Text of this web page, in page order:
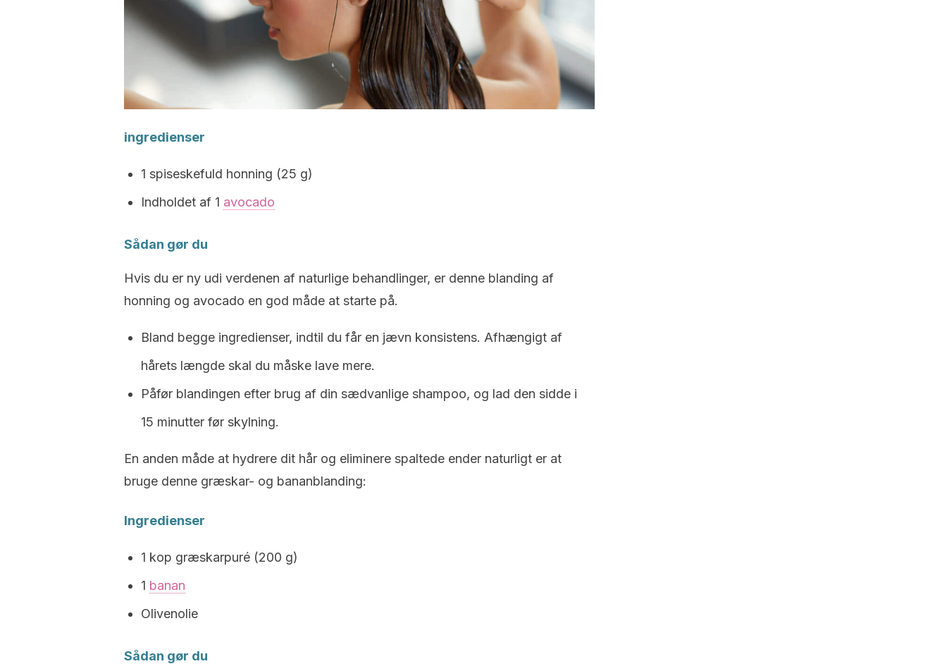
ingredienser
1 spiseskefuld honning (25 g)
Indholdet af 1 avocado
Sådan gør du
Hvis du er ny udi verdenen af ​​naturlige behandlinger, er denne blanding af
honning og avocado en god måde at starte på.
Bland begge ingredienser, indtil du får en jævn konsistens. Afhængigt af
hårets længde skal du måske lave mere.
Påfør blandingen efter brug af din sædvanlige shampoo, og lad den sidde i
15 minutter før skylning.
En anden måde at hydrere dit hår og eliminere spaltede ender naturligt er at
bruge denne græskar- og bananblanding:
Ingredienser
1 kop græskarpuré (200 g)
1 banan
Olivenolie
Sådan gør du